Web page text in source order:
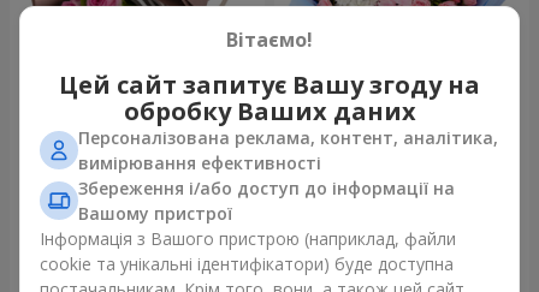
Букет "7 рожевих троянд!"
1 124 грн
Замовити
Романтичний букет
"Небеса"
Замовити
Вітаємо!
Цей сайт запитує Вашу згоду на
обробку Ваших даних
Персоналізована реклама, контент, аналітика,
вимірювання ефективності
Збереження і/або доступ до інформації на
Вашому пристрої
Інформація з Вашого пристрою (наприклад, файли
cookie та унікальні ідентифікатори) буде доступна